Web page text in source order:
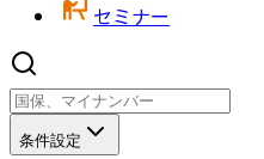
セミナー
条件設定